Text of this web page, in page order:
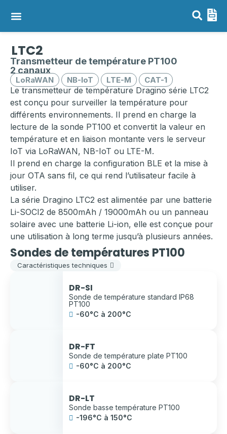
LTC2
Transmetteur de température PT100
2 canaux
LoRaWAN NB-IoT LTE-M CAT-1
Le transmetteur de température Dragino série LTC2
est conçu pour surveiller la température pour
différents environnements. Il prend en charge la
lecture de la sonde PT100 et convertit la valeur en
température et en liaison montante vers le serveur
IoT via LoRaWAN, NB-IoT ou LTE-M.
Il prend en charge la configuration BLE et la mise à
jour OTA sans fil, ce qui rend l’utilisateur facile à
utiliser.
La série Dragino LTC2 est alimentée par une batterie
Li-SOCI2 de 8500mAh / 19000mAh ou un panneau
solaire avec une batterie Li-ion, elle est conçue pour
une utilisation à long terme jusqu’à plusieurs années.
Sondes de températures PT100
Caractéristiques techniques
DR-SI
Sonde de température standard IP68
PT100
-60°C à 200°C
DR-FT
Sonde de température plate PT100
-60°C à 200°C
DR-LT
Sonde basse température PT100
-196°C à 150°C